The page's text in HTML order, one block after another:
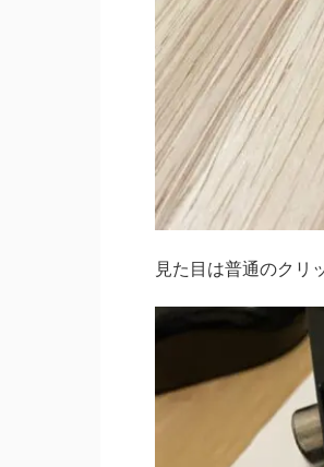
見た目は普通のクリ